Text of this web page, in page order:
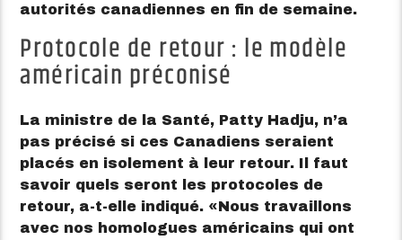
autorités canadiennes en fin de semaine.
Protocole de retour : le modèle
américain préconisé
La ministre de la Santé, Patty Hadju, n’a
pas précisé si ces Canadiens seraient
placés en isolement à leur retour. Il faut
savoir quels seront les protocoles de
retour, a-t-elle indiqué.
Nous travaillons
avec nos homologues américains qui ont